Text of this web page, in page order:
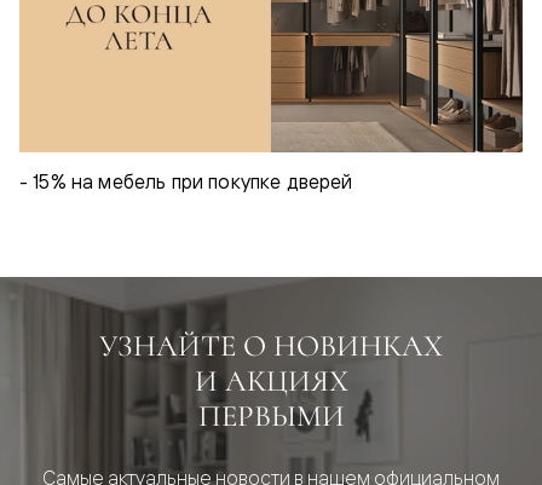
- 15% на мебель при покупке дверей
УЗНАЙТЕ О НОВИНКАХ
И АКЦИЯХ
ПЕРВЫМИ
Самые актуальные новости в нашем официальном